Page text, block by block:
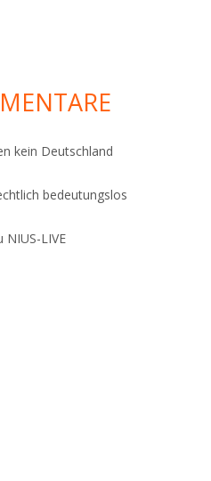
kein Deutschland
bedeutungslos
NIUS-LIVE